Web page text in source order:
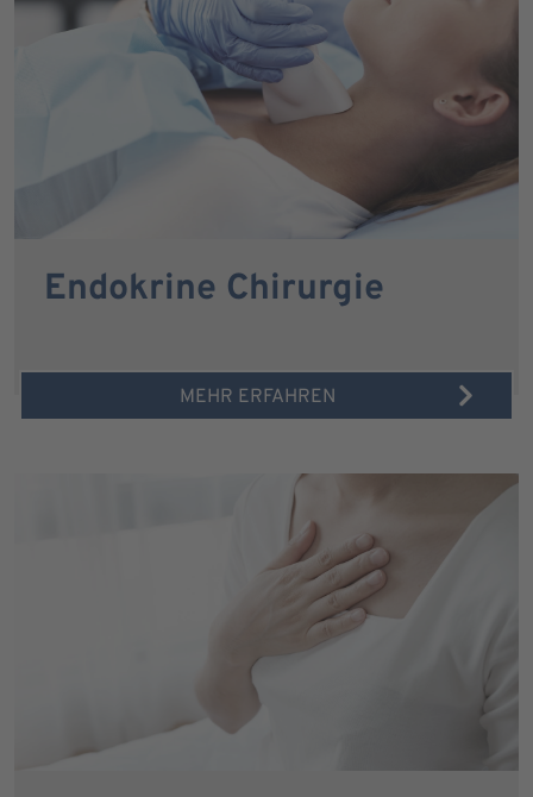
Endokrine Chirurgie
MEHR ERFAHREN